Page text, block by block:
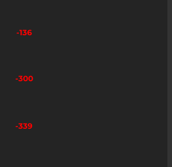
-136
-300
-339